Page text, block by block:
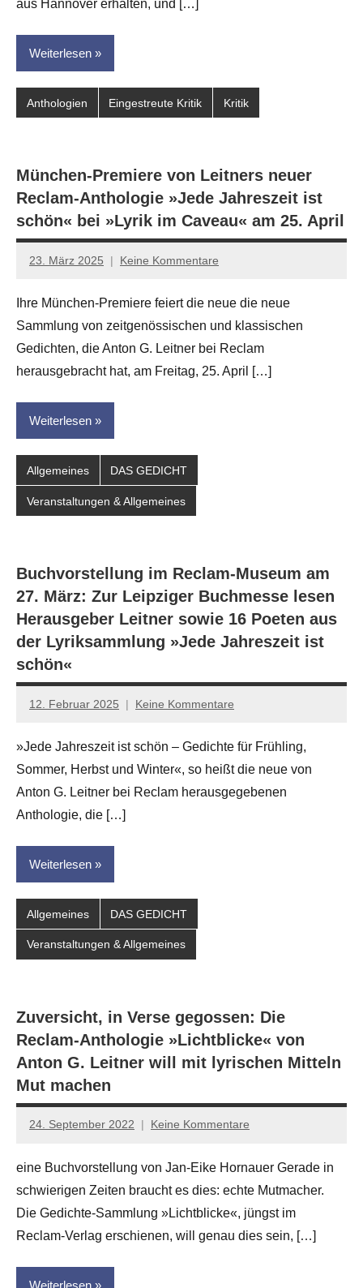
aus Hannover erhalten, und […]
Weiterlesen
Anthologien Eingestreute Kritik Kritik
München-Premiere von Leitners neuer
Reclam-Anthologie »Jede Jahreszeit ist
schön« bei »Lyrik im Caveau« am 25. April
23. März 2025
Jan-
Hornauer
für
dasgedichtblog
Keine Kommentare
Ihre München-Premiere feiert die neue die neue
Sammlung von zeitgenössischen und klassischen
Gedichten, die Anton G. Leitner bei Reclam
herausgebracht hat, am Freitag, 25. April […]
Weiterlesen
Allgemeines DAS GEDICHT
Veranstaltungen & Allgemeines
Buchvorstellung im Reclam-Museum am
27. März: Zur Leipziger Buchmesse lesen
Herausgeber Leitner sowie 16 Poeten aus
der Lyriksammlung »Jede Jahreszeit ist
schön«
12. Februar 2025
Jan-
Hornauer
für
dasgedichtblog
Keine Kommentare
»Jede Jahreszeit ist schön – Gedichte für Frühling,
Sommer, Herbst und Winter«, so heißt die neue von
Anton G. Leitner bei Reclam herausgegebenen
Anthologie, die […]
Weiterlesen
Allgemeines DAS GEDICHT
Veranstaltungen & Allgemeines
Zuversicht, in Verse gegossen: Die
Reclam-Anthologie »Lichtblicke« von
Anton G. Leitner will mit lyrischen Mitteln
Mut machen
24. September 2022
Jan-
Hornauer
für
dasgedichtblog
Keine Kommentare
eine Buchvorstellung von Jan-Eike Hornauer Gerade in
schwierigen Zeiten braucht es dies: echte Mutmacher.
Die Gedichte-Sammlung »Lichtblicke«, jüngst im
Reclam-Verlag erschienen, will genau dies sein, […]
Weiterlesen